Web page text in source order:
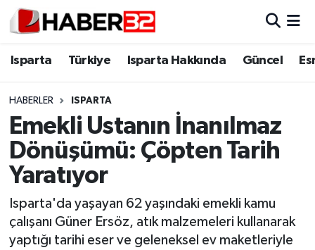
Isparta Türkiye Isparta Hakkında Güncel
HABERLER ISPARTA
Emekli Ustanın İnanılmaz
Dönüşümü: Çöpten Tarih
Yaratıyor
Isparta'da yaşayan 62 yaşındaki emekli kamu
çalışanı Güner Ersöz, atık malzemeleri kullanarak
yaptığı tarihi eser ve geleneksel ev maketleriyle
Isparta
Esnaf Diyor ki;
ASAYİŞ
BİLİM VE TEKNOLOJİ
EĞİTİM
Isparta Nöbetçi Eczaneler
Isparta Trafik Yoğunluk Haritası
Süper Lig Puan Durumu ve Fikstür
Tüm Manşetler
Son Dakika Haberleri